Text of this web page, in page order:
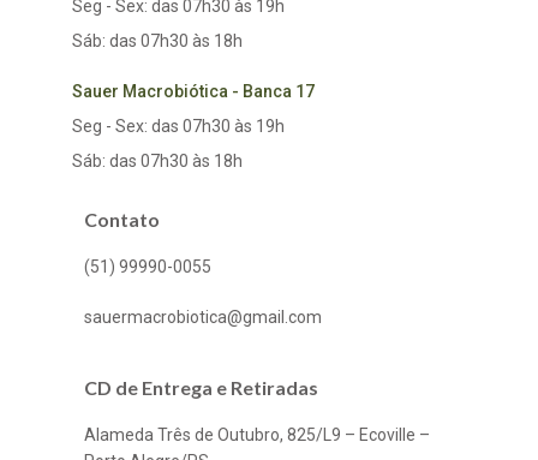
Seg - Sex: das 07h30 às 19h
Sáb: das 07h30 às 18h
Sauer Macrobiótica - Banca 17
Seg - Sex: das 07h30 às 19h
Sáb: das 07h30 às 18h
Contato
(51) 99990-0055
sauermacrobiotica@gmail.com
CD de Entrega e Retiradas
Alameda Três de Outubro, 825/L9 – Ecoville –